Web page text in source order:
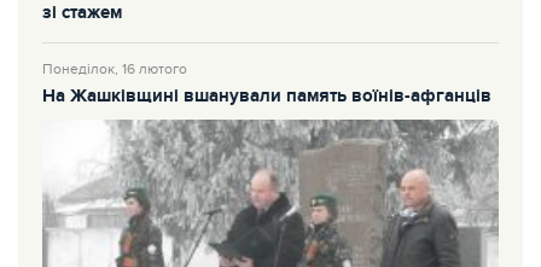
зі стажем
Понеділок, 16 лютого
На Жашківщині вшанували память воїнів-афганців